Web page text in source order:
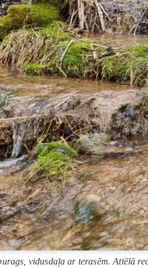
vidusdaļa ar terasēm. Attēlā